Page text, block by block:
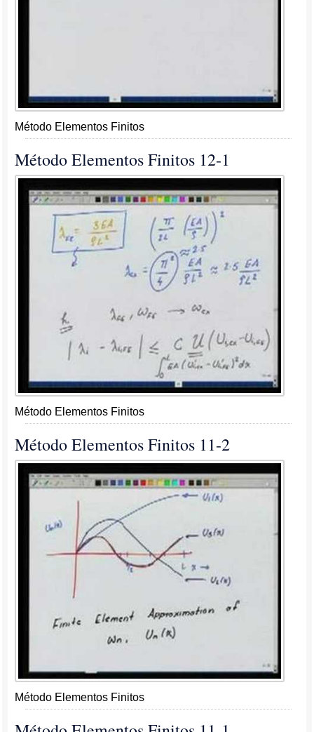
Método Elementos Finitos
Método Elementos Finitos 12-1
Método Elementos Finitos
Método Elementos Finitos 11-2
Método Elementos Finitos